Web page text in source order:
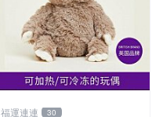
福運連連 30